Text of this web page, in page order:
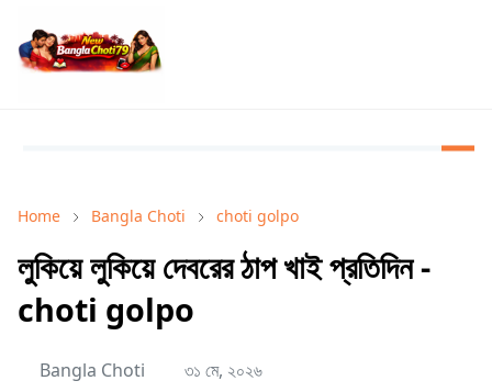
Home Bangla Choti choti golpo
লুকিয়ে লুকিয়ে দেবরের ঠাপ খাই প্রতিদিন -
choti golpo
Bangla Choti ৩১ মে, ২০২৬